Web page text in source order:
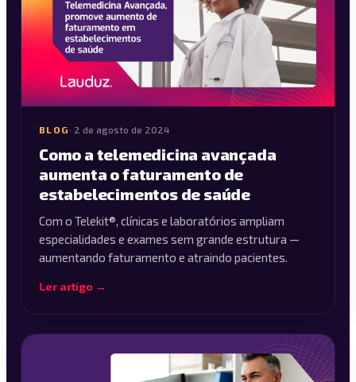
BLOG · 2 de agosto de 2024
Como a telemedicina avançada
aumenta o faturamento de
estabelecimentos de saúde
Com o Telekit®, clínicas e laboratórios ampliam
especialidades e exames sem grande estrutura —
aumentando faturamento e atraindo pacientes.
Ler artigo →